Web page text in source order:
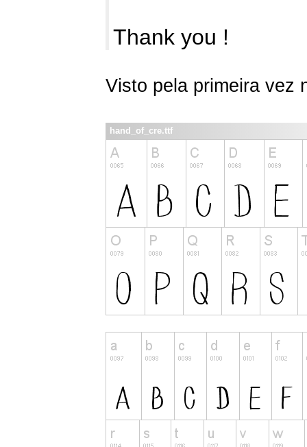
Thank you !
Visto pela primeira vez
hand_of_cre.ttf